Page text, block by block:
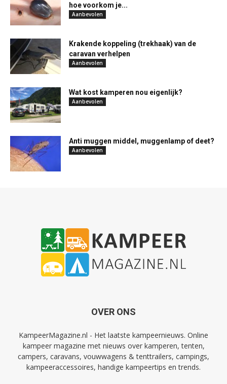
hoe voorkom je...
Aanbevolen
Krakende koppeling (trekhaak) van de
caravan verhelpen
Aanbevolen
Wat kost kamperen nou eigenlijk?
Aanbevolen
Anti muggen middel, muggenlamp of deet?
Aanbevolen
OVER ONS
KampeerMagazine.nl - Het laatste kampeernieuws. Online
kampeer magazine met nieuws over kamperen, tenten,
campers, caravans, vouwwagens & tenttrailers, campings,
kampeeraccessoires, handige kampeertips en trends.